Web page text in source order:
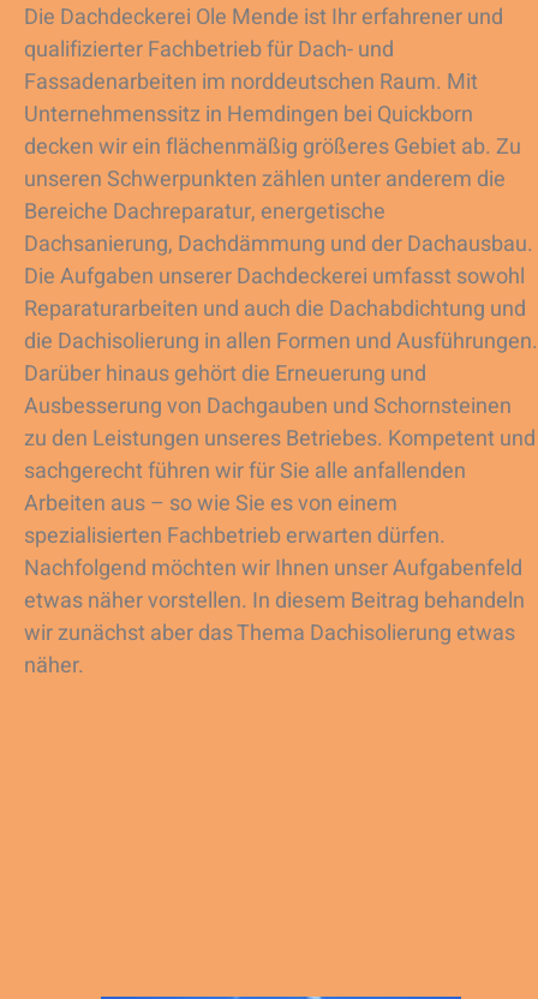
Die Dachdeckerei Ole Mende ist Ihr erfahrener und
qualifizierter Fachbetrieb für Dach- und
Fassadenarbeiten im norddeutschen Raum. Mit
Unternehmenssitz in Hemdingen bei Quickborn
decken wir ein flächenmäßig größeres Gebiet ab. Zu
unseren Schwerpunkten zählen unter anderem die
Bereiche Dachreparatur, energetische
Dachsanierung, Dachdämmung und der Dachausbau.
Die Aufgaben unserer Dachdeckerei umfasst sowohl
Reparaturarbeiten und auch die Dachabdichtung und
die Dachisolierung in allen Formen und Ausführungen.
Darüber hinaus gehört die Erneuerung und
Ausbesserung von Dachgauben und Schornsteinen
zu den Leistungen unseres Betriebes. Kompetent und
sachgerecht führen wir für Sie alle anfallenden
Arbeiten aus – so wie Sie es von einem
spezialisierten Fachbetrieb erwarten dürfen.
Nachfolgend möchten wir Ihnen unser Aufgabenfeld
etwas näher vorstellen. In diesem Beitrag behandeln
wir zunächst aber das Thema Dachisolierung etwas
näher.